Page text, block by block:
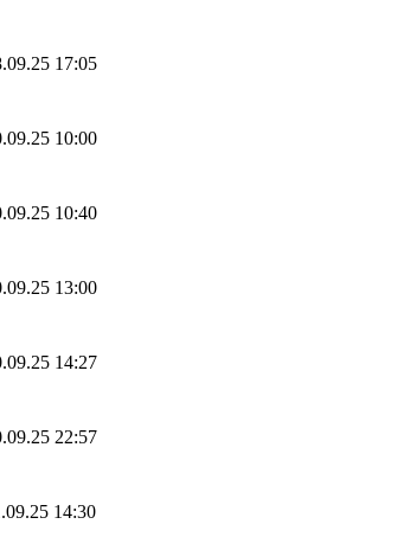
17:05
10:00
10:40
13:00
14:27
22:57
14:30